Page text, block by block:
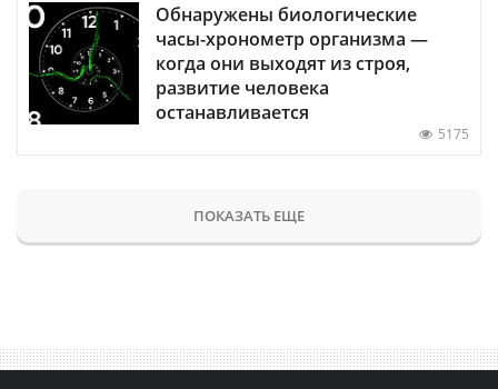
Обнаружены биологические
часы-хронометр организма —
когда они выходят из строя,
развитие человека
останавливается
5175
ПОКАЗАТЬ ЕЩЕ